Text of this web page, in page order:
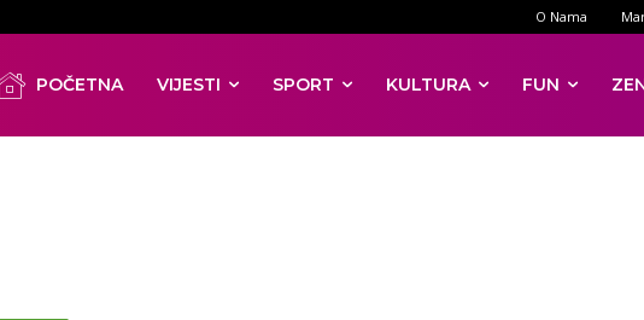
O Nama
POČETNA VIJESTI SPORT KULTURA FUN